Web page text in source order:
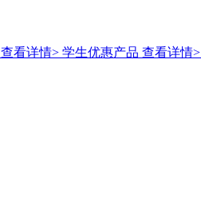
查看详情> 学生优惠产品 查看详情>